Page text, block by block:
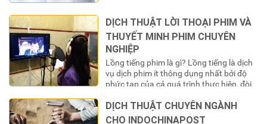
thế giới. Không dừng lại ở đó, quốc gia
này còn là…
DỊCH THUẬT LỜI THOẠI PHIM VÀ
THUYẾT MINH PHIM CHUYÊN
NGHIỆP
Lồng tiếng phim là gì? Lồng tiếng là dịch
vụ dịch phim ít thông dụng nhất bởi độ
phức tạp của cả quá trình thực hiện, đòi
vào phim và diễn đạt tình cảm, tự nhiên
hơn nhiều lần. Khi lồng tiếng, ngôn ngữ
DỊCH THUẬT CHUYÊN NGÀNH
CHO INDOCHINAPOST